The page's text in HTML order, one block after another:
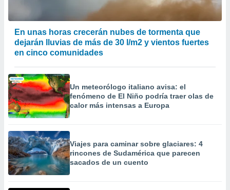
En unas horas crecerán nubes de tormenta que
dejarán lluvias de más de 30 l/m2 y vientos fuertes
en cinco comunidades
Un meteorólogo italiano avisa: el
fenómeno de El Niño podría traer olas de
calor más intensas a Europa
Viajes para caminar sobre glaciares: 4
rincones de Sudamérica que parecen
sacados de un cuento